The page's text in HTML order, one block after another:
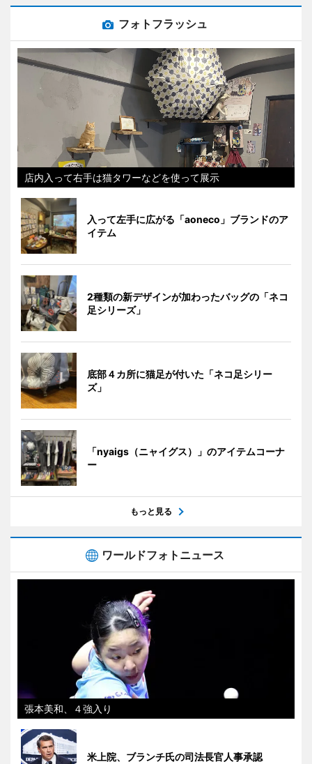
フォトフラッシュ
店内入って右手は猫タワーなどを使って展示
入って左手に広がる「aoneco」ブランドのア
イテム
2種類の新デザインが加わったバッグの「ネコ
足シリーズ」
底部４カ所に猫足が付いた「ネコ足シリー
ズ」
「nyaigs（ニャイグス）」のアイテムコーナ
ー
もっと見る
ワールドフォトニュース
張本美和、４強入り
米上院、ブランチ氏の司法長官人事承認